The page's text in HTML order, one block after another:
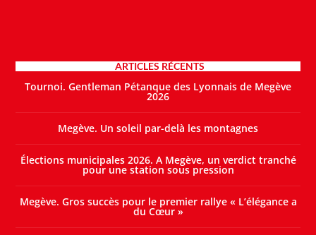
ARTICLES RÉCENTS
Tournoi. Gentleman Pétanque des Lyonnais de Megève
2026
Megève. Un soleil par-delà les montagnes
Élections municipales 2026. A Megève, un verdict tranché
pour une station sous pression
Megève. Gros succès pour le premier rallye « L’élégance a
du Cœur »